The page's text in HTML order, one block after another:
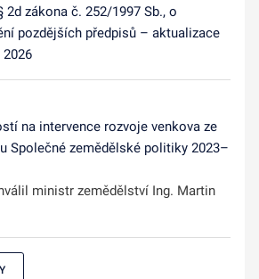
2d zákona č. 252/1997 Sb., o
pozdějších předpisů – aktualizace
2026
na intervence rozvoje venkova ze
Společné zemědělské politiky 2023–
ministr zemědělství Ing. Martin